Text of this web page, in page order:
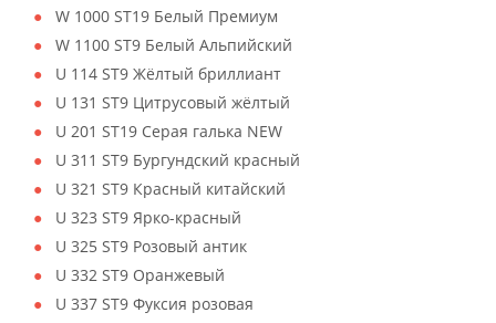
W 1000 ST19 Белый Премиум
W 1100 ST9 Белый Альпийский
U 114 ST9 Жёлтый бриллиант
U 131 ST9 Цитрусовый жёлтый
U 201 ST19 Серая галька NEW
U 311 ST9 Бургундский красный
U 321 ST9 Красный китайский
U 323 ST9 Ярко-красный
U 325 ST9 Розовый антик
U 332 ST9 Оранжевый
U 337 ST9 Фуксия розовая